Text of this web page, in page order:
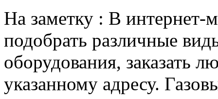
На заметку : В интернет-
подобрать различные
оборудования, заказать
указанному адресу.